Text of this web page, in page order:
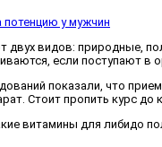
потенцию у мужчин
видов: природные,
если поступают в
показали, что
Стоит пропить курс до
витамины для либидо